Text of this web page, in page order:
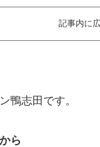
記事内に
鴨志田です。
ら